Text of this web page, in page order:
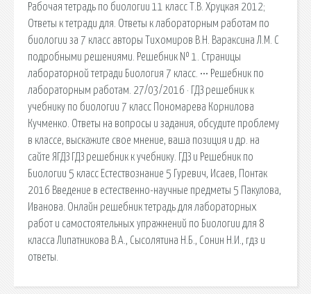
Рабочая тетрадь по биологии 11 класс Т.В. Хруцкая 2012;
Ответы к тетради для. Ответы к лабораторным работам по
биологии за 7 класс авторы Тихомиров В.Н. Вараксина Л.М. С
подробными решениями. Решебник № 1. Страницы
лабораторной тетради Биология 7 класс. ••• Решебник по
лабораторным работам. 27/03/2016 · ГДЗ решебник к
учебнику по биологии 7 класс Пономарева Корнилова
Кучменко. Ответы на вопросы и задания, обсудите проблему
в классе, выскажите свое мнение, ваша позиция и др. на
сайте ЯГДЗ ГДЗ решебник к учебнику. ГДЗ и Решебник по
Биологии 5 класс Естествознание 5 Гуревич, Исаев, Понтак
2016 Введение в естественно-научные предметы 5 Пакулова,
Иванова. Онлайн решебник тетрадь для лабораторных
работ и самостоятельных упражнений по Биологии для 8
класса Липатникова В.А., Сысолятина Н.Б., Сонин Н.И., гдз и
ответы.